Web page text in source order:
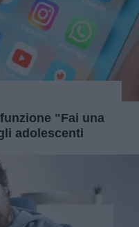
"Fai una
adolescenti